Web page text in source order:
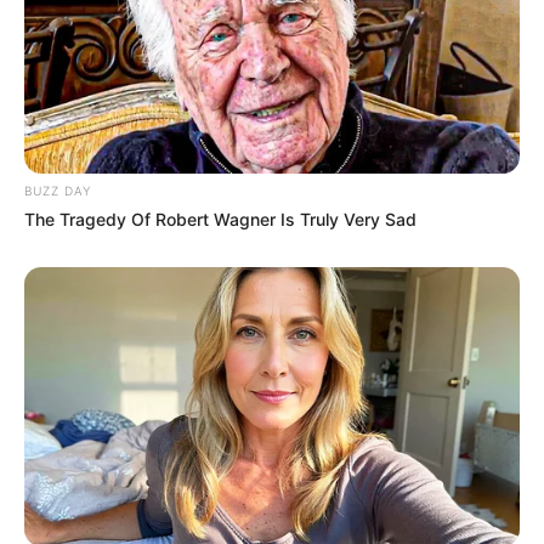
✳️ACS/ACE com os salários altos. Por quê?
A mobilização nacional pode pautar debates,
influenciar
compromissos de campanha e garantir que as propostas sejam
incorporadas aos planos de governo. É o momento ideal para
transformar reivindicações em conquistas concretas.
BUZZ DAY
The Tragedy Of Robert Wagner Is Truly Very Sad